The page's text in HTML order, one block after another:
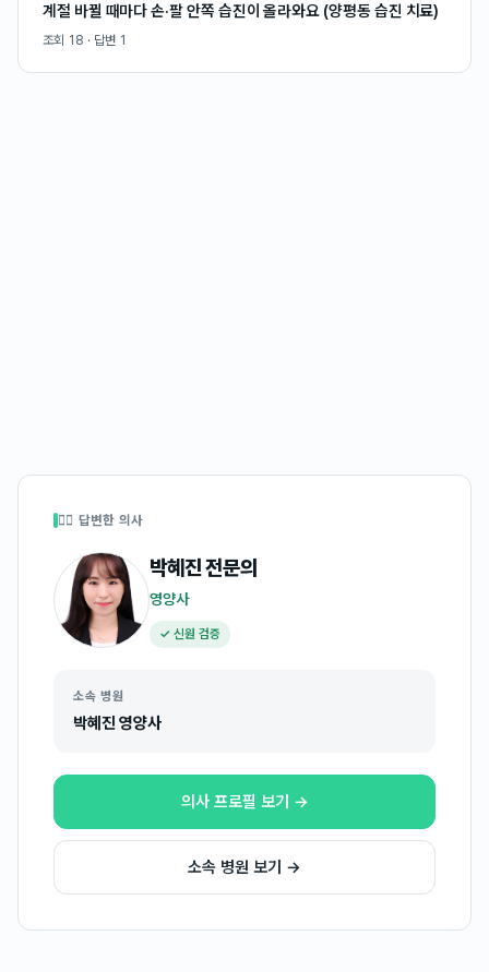
계절 바뀔 때마다 손·팔 안쪽 습진이 올라와요 (양평동 습진 치료)
조회 18 · 답변 1
👩‍⚕️ 답변한 의사
박혜진전문의
영양사
✓ 신원 검증
소속 병원
박혜진 영양사
의사 프로필 보기 →
소속 병원 보기 →